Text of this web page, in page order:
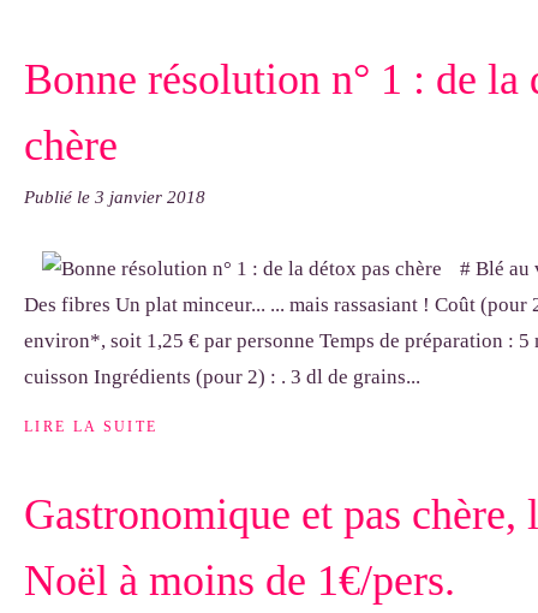
Bonne résolution n° 1 : de la
chère
Publié le 3 janvier 2018
# Blé au
Des fibres Un plat minceur... ... mais rassasiant ! Coût (pour
environ*, soit 1,25 € par personne Temps de préparation : 5
cuisson Ingrédients (pour 2) : . 3 dl de grains...
LIRE LA SUITE
Gastronomique et pas chère,
Noël à moins de 1€/pers.